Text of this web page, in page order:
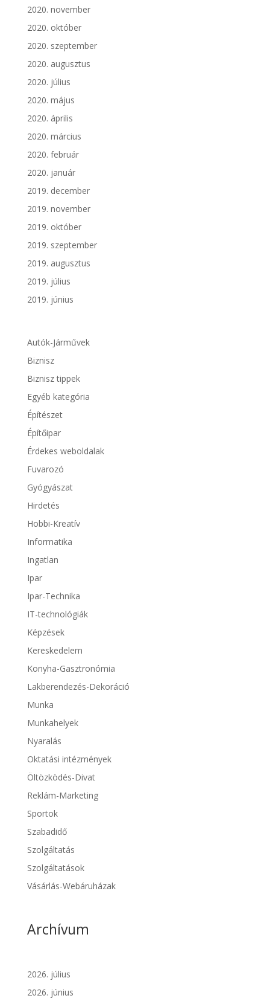
2020. november
2020. október
2020. szeptember
2020. augusztus
2020. július
2020. május
2020. április
2020. március
2020. február
2020. január
2019. december
2019. november
2019. október
2019. szeptember
2019. augusztus
2019. július
2019. június
Autók-Járművek
Biznisz
Biznisz tippek
Egyéb kategória
Építészet
Építőipar
Érdekes weboldalak
Fuvarozó
Gyógyászat
Hirdetés
Hobbi-Kreatív
Informatika
Ingatlan
Ipar
Ipar-Technika
IT-technológiák
Képzések
Kereskedelem
Konyha-Gasztronómia
Lakberendezés-Dekoráció
Munka
Munkahelyek
Nyaralás
Oktatási intézmények
Öltözködés-Divat
Reklám-Marketing
Sportok
Szabadidő
Szolgáltatás
Szolgáltatások
Vásárlás-Webáruházak
Archívum
2026. július
2026. június